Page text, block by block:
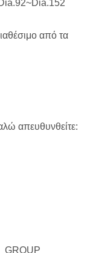
από τα
απευθυνθείτε: